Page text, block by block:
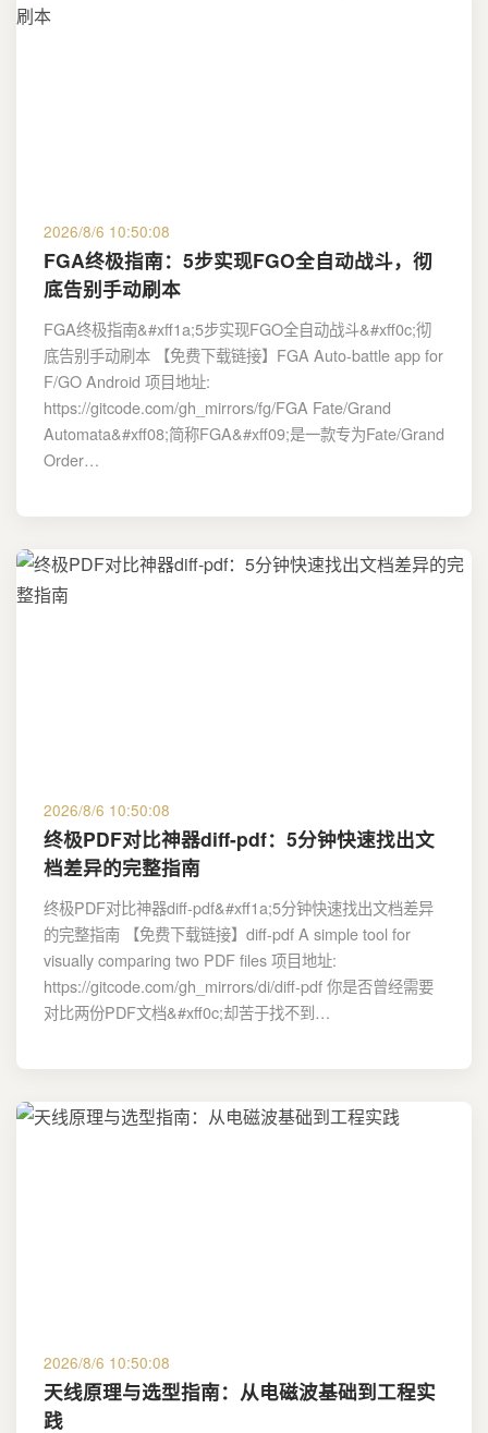
2026/8/6 10:50:08
FGA终极指南：5步实现FGO全自动战斗，彻
底告别手动刷本
FGA终极指南&#xff1a;5步实现FGO全自动战斗&#xff0c;彻
底告别手动刷本 【免费下载链接】FGA Auto-battle app for
F/GO Android 项目地址:
https://gitcode.com/gh_mirrors/fg/FGA Fate/Grand
Automata&#xff08;简称FGA&#xff09;是一款专为Fate/Grand
Order…
2026/8/6 10:50:08
终极PDF对比神器diff-pdf：5分钟快速找出文
档差异的完整指南
终极PDF对比神器diff-pdf&#xff1a;5分钟快速找出文档差异
的完整指南 【免费下载链接】diff-pdf A simple tool for
visually comparing two PDF files 项目地址:
https://gitcode.com/gh_mirrors/di/diff-pdf 你是否曾经需要
对比两份PDF文档&#xff0c;却苦于找不到…
2026/8/6 10:50:08
天线原理与选型指南：从电磁波基础到工程实
践